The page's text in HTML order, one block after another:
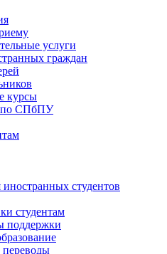
услуги
граждан
курсы
по СПбПУ
студентов
студентам
поддержки
переводы